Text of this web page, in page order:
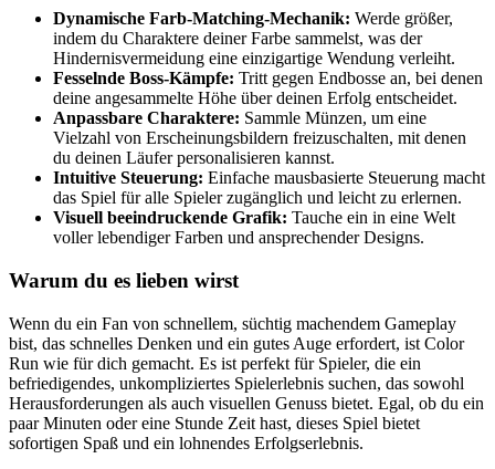
Dynamische Farb-Matching-Mechanik: Werde größer,
indem du Charaktere deiner Farbe sammelst, was der
Hindernisvermeidung eine einzigartige Wendung verleiht.
Fesselnde Boss-Kämpfe: Tritt gegen Endbosse an, bei denen
deine angesammelte Höhe über deinen Erfolg entscheidet.
Anpassbare Charaktere: Sammle Münzen, um eine
Vielzahl von Erscheinungsbildern freizuschalten, mit denen
du deinen Läufer personalisieren kannst.
Intuitive Steuerung: Einfache mausbasierte Steuerung macht
das Spiel für alle Spieler zugänglich und leicht zu erlernen.
Visuell beeindruckende Grafik: Tauche ein in eine Welt
voller lebendiger Farben und ansprechender Designs.
Warum du es lieben wirst
Wenn du ein Fan von schnellem, süchtig machendem Gameplay
bist, das schnelles Denken und ein gutes Auge erfordert, ist Color
Run wie für dich gemacht. Es ist perfekt für Spieler, die ein
befriedigendes, unkompliziertes Spielerlebnis suchen, das sowohl
Herausforderungen als auch visuellen Genuss bietet. Egal, ob du ein
paar Minuten oder eine Stunde Zeit hast, dieses Spiel bietet
sofortigen Spaß und ein lohnendes Erfolgserlebnis.